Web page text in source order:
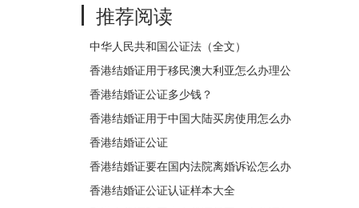
推荐阅读
中华人民共和国公证法（全文）
香港结婚证用于移民澳大利亚怎么办理公
证认证？
香港结婚证公证多少钱？
香港结婚证用于中国大陆买房使用怎么办
理香港结婚证公证？
香港结婚证公证
香港结婚证要在国内法院离婚诉讼怎么办
理公证？
香港结婚证公证认证样本大全